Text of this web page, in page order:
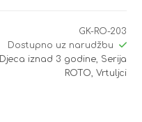
GK-RO-203
Dostupno uz narudžbu
Djeca iznad 3 godine, Serija
ROTO, Vrtuljci